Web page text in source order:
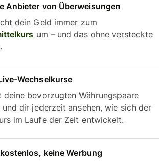
Anbieter von Überweisungen
dein Geld immer zum
um – und das ohne versteckte
Wechselkurse
deine bevorzugten Währungspaare
und dir jederzeit ansehen, wie sich der
im Laufe der Zeit entwickelt.
keine Werbung